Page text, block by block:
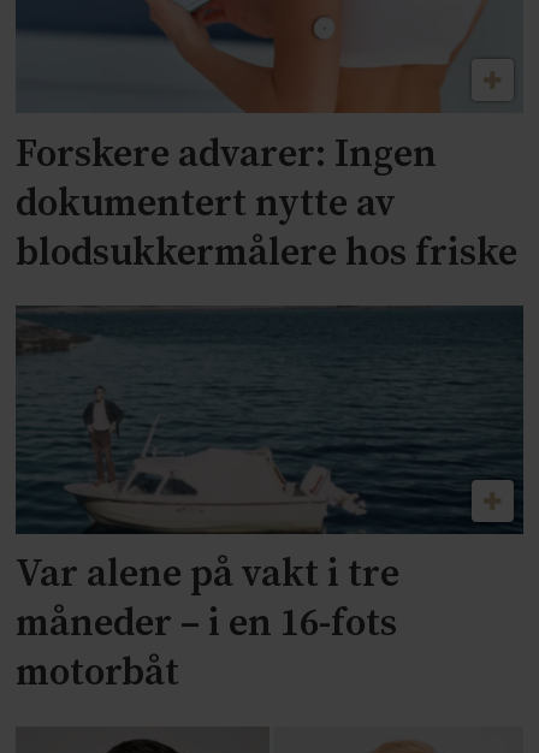
Forskere advarer: Ingen
dokumentert nytte av
blodsukkermålere hos friske
Var alene på vakt i tre
måneder – i en 16-fots
motorbåt